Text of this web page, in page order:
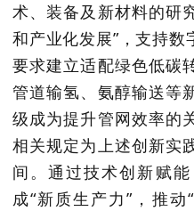
术、装备及新材料的研
和产业化发展”，支持
要求建立适配绿色低碳
管道输氢、氨醇输送等
级成为提升管网效率的
相关规定为上述创新实
间。通过技术创新赋
成“新质生产力”，推动